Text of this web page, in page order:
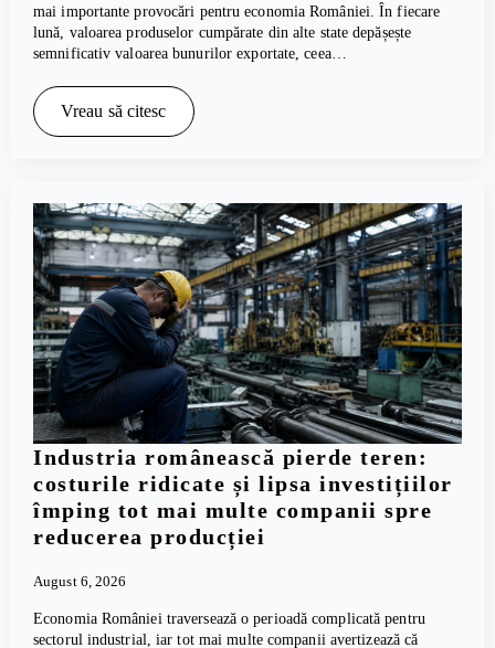
mai importante provocări pentru economia României. În fiecare
lună, valoarea produselor cumpărate din alte state depășește
semnificativ valoarea bunurilor exportate, ceea…
Vreau să citesc
Industria românească pierde teren:
costurile ridicate și lipsa investițiilor
împing tot mai multe companii spre
reducerea producției
August 6, 2026
Economia României traversează o perioadă complicată pentru
sectorul industrial, iar tot mai multe companii avertizează că